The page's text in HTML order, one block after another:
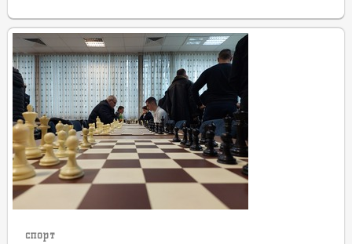
спорт